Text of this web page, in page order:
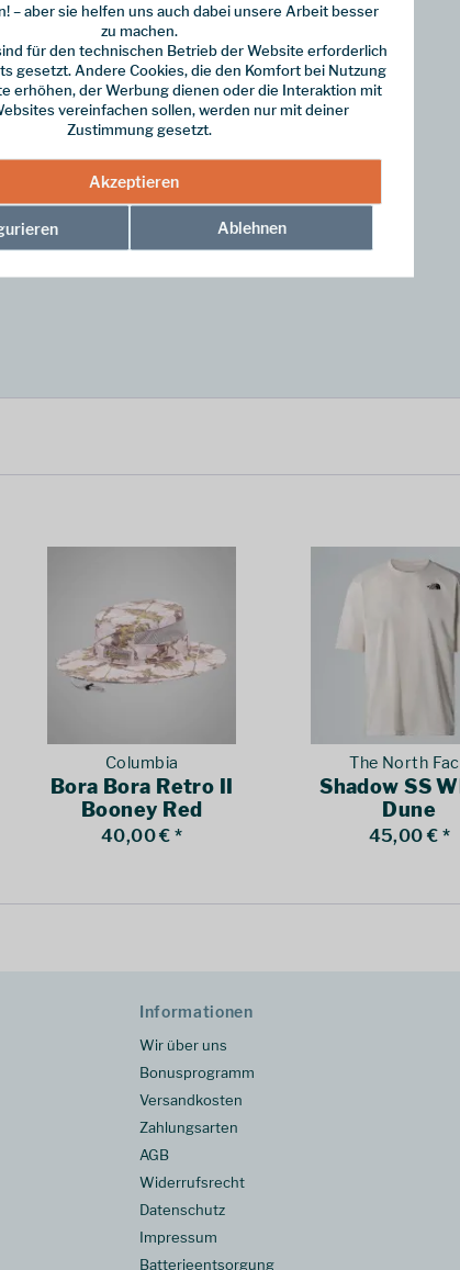
Flexibilität, Komfort und Langlebigkeit deiner Flaschen.
Columbia
Bora Bora Retro II
Booney Red
40,00 € *
The North
Shadow SS
Dune
45,00 € *
Informationen
Wir über uns
Bonusprogramm
Versandkosten
Zahlungsarten
AGB
Widerrufsrecht
Datenschutz
Impressum
Batterieentsorgung
– aber sie helfen uns auch dabei unsere Arbeit besser
zu machen.
für den technischen Betrieb der Website erforderlich
gesetzt. Andere Cookies, die den Komfort bei Nutzung
erhöhen, der Werbung dienen oder die Interaktion mit
vereinfachen sollen, werden nur mit deiner
Zustimmung gesetzt.
Akzeptieren
Ablehnen